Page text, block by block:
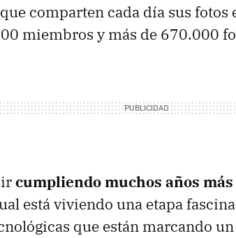
comparten cada día sus fotos
miembros y más de 670.000
cumpliendo muchos años
está viviendo una etapa
que están marcando